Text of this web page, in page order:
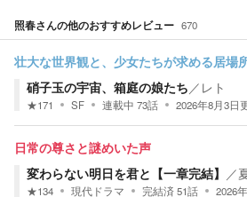
照春さんの他のおすすめレビュー 670
壮大な世界観と、少女たちが求める居場
硝子玉の宇宙、箱庭の娘たち ／ レト
★171 SF 連載中 73話 2026年8月3日
日常の尊さと謎めいた声
変わらない明日を君と【一章完結】 ／
★134 現代ドラマ 完結済51話 2026